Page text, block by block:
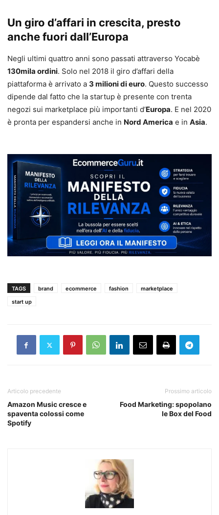
Un giro d’affari in crescita, presto
anche fuori dall’Europa
Negli ultimi quattro anni sono passati attraverso Yocabè
130mila ordini. Solo nel 2018 il giro d’affari della
piattaforma è arrivato a 3 milioni di euro. Questo successo
dipende dal fatto che la startup è presente con trenta
negozi sui marketplace più importanti d’Europa. E nel 2020
è pronta per espandersi anche in Nord America e in Asia.
TAGS brand ecommerce fashion
marketplace
start up
Articolo precedente
Amazon Music cresce e
spaventa colossi come
Spotify
Prossimo articolo
Food Marketing: spopolano
le Box del Food